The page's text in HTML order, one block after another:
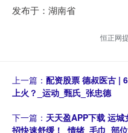
发布于：湖南省
恒正网
上一篇： 配资股票 德叔医古 |
上火？_运动_甄氏_张忠德
下一篇： 天天盈APP下载 运
招快速舒缓！_情绪_毛巾_部位